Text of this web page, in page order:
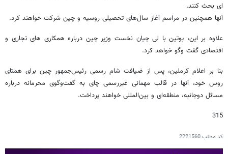
ای بحث کنند.
آنها همچنین در مراسم آغاز سال‌های تحصیلی روسیه و چین شرکت خواهند کرد.
علاوه بر این، پوتین با لی چیان نخست وزیر چین درباره همکاری های تجاری و
اقتصادی گفت وگو خواهد کرد.
بنا بر اعلام کرملین، پس از ضیافت شام رسمی رئیس‌جمهور چین برای همتای
روس خود، آنها در قالب مهمانی غیررسمی چای به گفت‌وگوی محرمانه درباره
مسائل دوجانبه،‌ منطقه‌ای و بین‌المللی خواهند پرداخت.
315
کد مطلب2221560